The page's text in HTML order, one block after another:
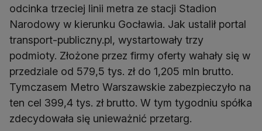
odcinka trzeciej linii metra ze stacji Stadion
Narodowy w kierunku Gocławia. Jak ustalił portal
transport-publiczny.pl, wystartowały trzy
podmioty. Złożone przez firmy oferty wahały się w
przedziale od 579,5 tys. zł do 1,205 mln brutto.
Tymczasem Metro Warszawskie zabezpieczyło na
ten cel 399,4 tys. zł brutto. W tym tygodniu spółka
zdecydowała się unieważnić przetarg.